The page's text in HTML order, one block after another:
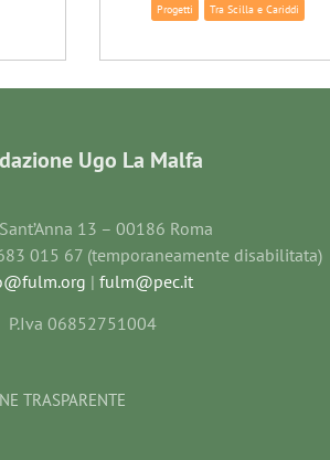
Progetti Tra Scilla e Cariddi
Ugo La Malfa
13 – 00186 Roma
015 67 (temporaneamente disabilitata)
| fulm@pec.it
P.Iva 06852751004
TRASPARENTE